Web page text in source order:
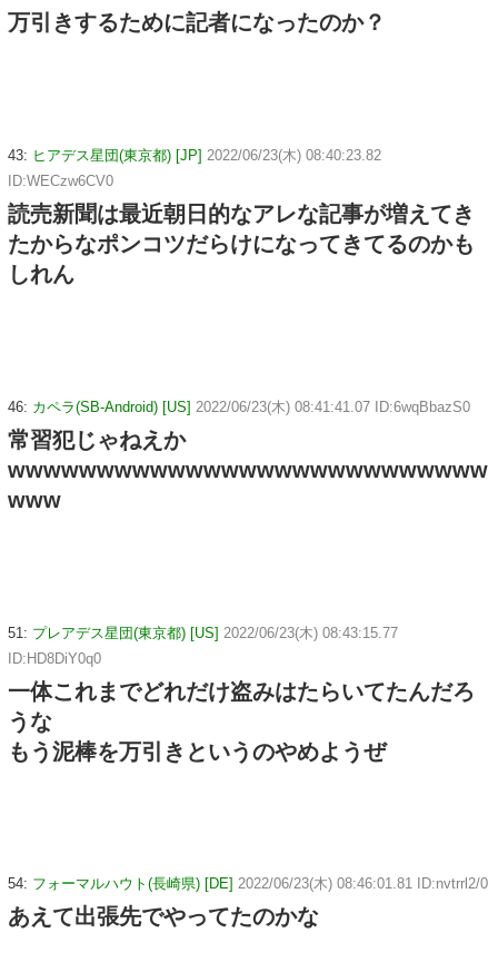
万引きするために記者になったのか？
43: ヒアデス星団(東京都) [JP] 2022/06/23(木) 08:40:23.82
ID:WECzw6CV0
読売新聞は最近朝日的なアレな記事が増えてき
たからなポンコツだらけになってきてるのかも
しれん
46: カペラ(SB-Android) [US] 2022/06/23(木) 08:41:41.07 ID:6wqBbazS0
常習犯じゃねえか
wwwwwwwwwwwwwwwwwwwwwwwwwww
www
51: プレアデス星団(東京都) [US] 2022/06/23(木) 08:43:15.77
ID:HD8DiY0q0
一体これまでどれだけ盗みはたらいてたんだろ
うな
もう泥棒を万引きというのやめようぜ
54: フォーマルハウト(長崎県) [DE] 2022/06/23(木) 08:46:01.81 ID:nvtrrl2/0
あえて出張先でやってたのかな